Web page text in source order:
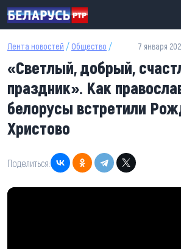
Перейти к основному содержанию
Лента новостей / Общество / 7 января
«Светлый, добрый,
праздник». Как
белорусы встретили
Христово
Поделиться: